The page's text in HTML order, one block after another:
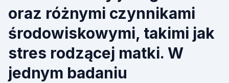
oraz różnymi czynnikami
środowiskowymi, takimi jak
stres rodzącej matki. W
jednym badaniu